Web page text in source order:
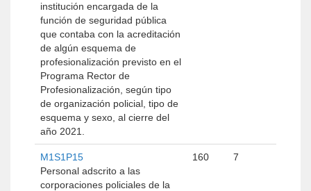
institución encargada de la
función de seguridad pública
que contaba con la acreditación
de algún esquema de
profesionalización previsto en el
Programa Rector de
Profesionalización, según tipo
de organización policial, tipo de
esquema y sexo, al cierre del
año 2021.
M1S1P15
Personal adscrito a las
corporaciones policiales de la
160 7